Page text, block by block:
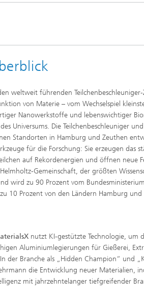
weltweit führenden
von Materie – vom Wechselspiel
Nanowerkstoffe und lebenswichtiger
Universums. Die Teilchenbeschleuniger
Standorten in Hamburg und Zeuthen
für die Forschung: Sie erzeugen das
auf Rekordenergien und öffnen neue
Gemeinschaft, der größten
wird zu 90 Prozent vom
10 Prozent von den Ländern Hamburg
nutzt KI-gestützte Technologie, um
Aluminiumlegierungen für Gießerei,
der Branche als „Hidden Champion“ und
die Entwicklung neuer Materialien,
mit jahrzehntelanger tiefgreifender